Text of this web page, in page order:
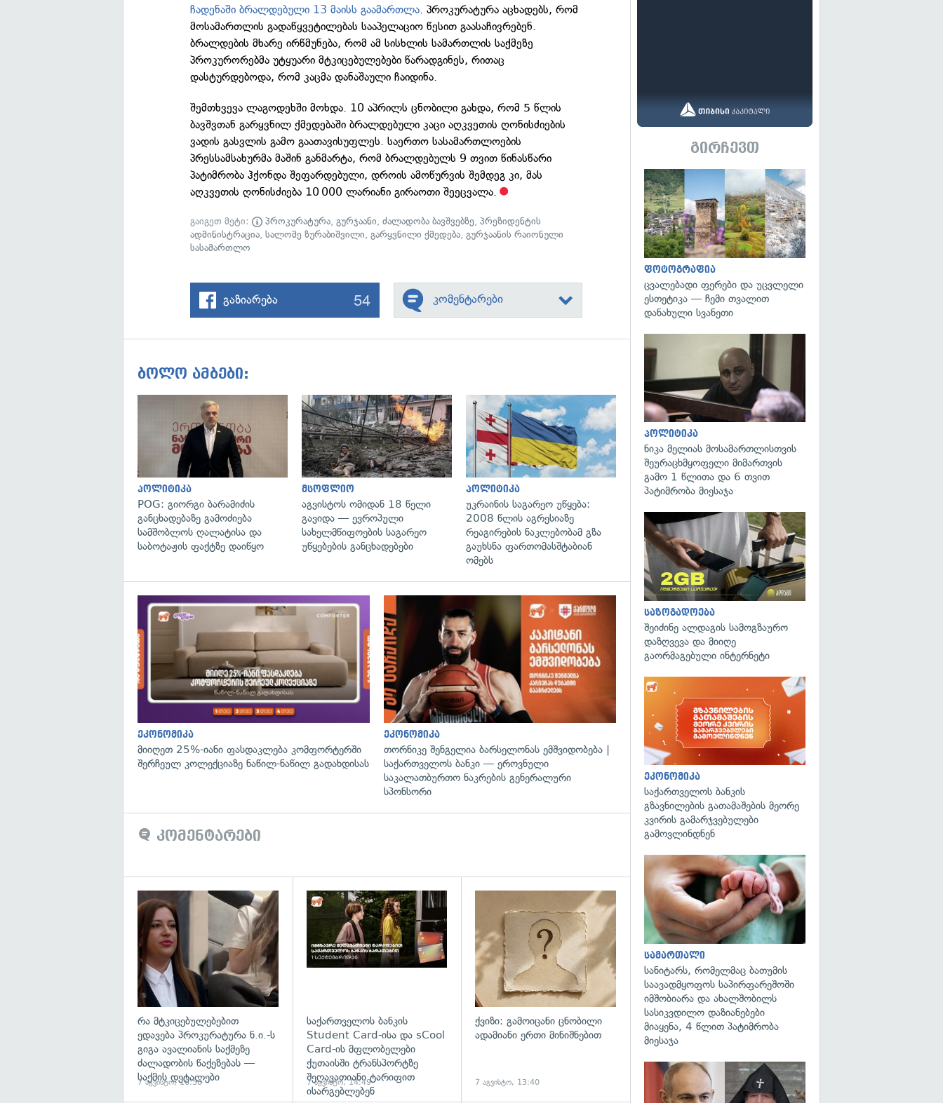
ჩადენაში ბრალდებული 13 მაისს გაამართლა. პროკურატურა აცხადებს, რომ
მოსამართლის გადაწყვეტილებას სააპელაციო წესით გაასაჩივრებენ.
ბრალდების მხარე ირწმუნება, რომ ამ სისხლის სამართლის საქმეზე
პროკურორებმა უტყუარი მტკიცებულებები წარადგინეს, რითაც
დასტურდებოდა, რომ კაცმა დანაშაული ჩაიდინა.
შემთხვევა ლაგოდეხში მოხდა. 10 აპრილს ცნობილი გახდა, რომ 5 წლის
ბავშვთან გარყვნილ ქმედებაში ბრალდებული კაცი აღკვეთის ღონისძიების
ვადის გასვლის გამო გაათავისუფლეს. საერთო სასამართლოების
პრესსამსახურმა მაშინ განმარტა, რომ ბრალდებულს 9 თვით წინასწარი
პატიმრობა ჰქონდა შეფარდებული, დროის ამოწურვის შემდეგ კი, მას
აღკვეთის ღონისძიება 10 000 ლარიანი გირაოთი შეეცვალა.
გაიგეთ მეტი: პროკურატურა,გურჯაანი,ძალადობა ბავშვებზე,პრეზიდენტის
ადმინისტრაცია,სალომე ზურაბიშვილი,გარყვნილი ქმედება,გურჯაანის რაიონული
სასამართლო
გაზიარება 54 კომენტარები
ბოლო ამბები:
გადახედვა
პოლიტიკა
POG: გიორგი ბარამიძის
განცხადებაზე გამოძიება
სამშობლოს ღალატისა და
საბოტაჟის ფაქტზე დაიწყო
გადახედვა
მსოფლიო
აგვისტოს ომიდან 18 წელი
გავიდა — ევროპული
სახელმწიფოების საგარეო
უწყებების განცხადებები
გადახედვა
პოლიტიკა
უკრაინის საგარეო უწყება:
2008 წლის აგრესიაზე
რეაგირების ნაკლებობამ გზა
გაუხსნა ფართომასშტაბიან
ომებს
ეკონომიკა
მიიღეთ 25%-იანი ფასდაკლება კომფორტერში
შერჩეულ კოლექციაზე ნაწილ-ნაწილ გადახდისას
ეკონომიკა
თორნიკე შენგელია ბარსელონას ემშვიდობება |
საქართველოს ბანკი — ეროვნული
საკალათბურთო ნაკრების გენერალური
სპონსორი
კომენტარები
გადახედვა
რა მტკიცებულებებით
ედავება პროკურატურა ნ.ი.-ს
გიგა ავალიანის საქმეზე
ძალადობის წაქეზებას —
საქმის დეტალები
7 აგვისტო, 16:50
საქართველოს ბანკის
Student Card-ისა და sCool
Card-ის მფლობელები
ქუთაისში ტრანსპორტზე
შეღავათიანი ტარიფით
ისარგებლებენ
7 აგვისტო, 14:49
ქვიზი: გამოიცანი ცნობილი
ადამიანი ერთი მინიშნებით
7 აგვისტო, 13:40
გირჩევთ
ფოტოგრაფია
ცვალებადი ფერები და უცვლელი
ესთეტიკა — ჩემი თვალით
დანახული სვანეთი
პოლიტიკა
ნიკა მელიას მოსამართლისთვის
შეურაცხმყოფელი მიმართვის
გამო 1 წლითა და 6 თვით
პატიმრობა მიესაჯა
საზოგადოება
შეიძინე ალდაგის სამოგზაურო
დაზღვევა და მიიღე
გაორმაგებული ინტერნეტი
ეკონომიკა
საქართველოს ბანკის
გზავნილების გათამაშების მეორე
კვირის გამარჯვებულები
გამოვლინდნენ
სამართალი
სანიტარს, რომელმაც ბათუმის
საავადმყოფოს საპირფარეშოში
იმშობიარა და ახალშობილს
სასიკვდილო დაზიანებები
მიაყენა, 4 წლით პატიმრობა
მიესაჯა